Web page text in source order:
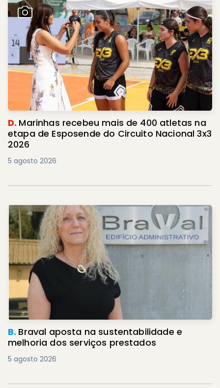
D. Marinhas recebeu mais de 400 atletas na
etapa de Esposende do Circuito Nacional 3x3
2026
5 agosto 2026
B. Braval aposta na sustentabilidade e
melhoria dos serviços prestados
5 agosto 2026